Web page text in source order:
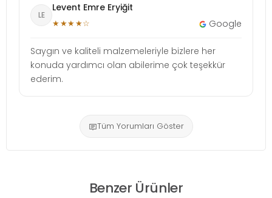
LE
Levent Emre Eryiğit
★★★★☆ Google
Saygın ve kaliteli malzemeleriyle bizlere her
konuda yardımcı olan abilerime çok teşekkür
ederim.
Tüm Yorumları Göster
Benzer Ürünler